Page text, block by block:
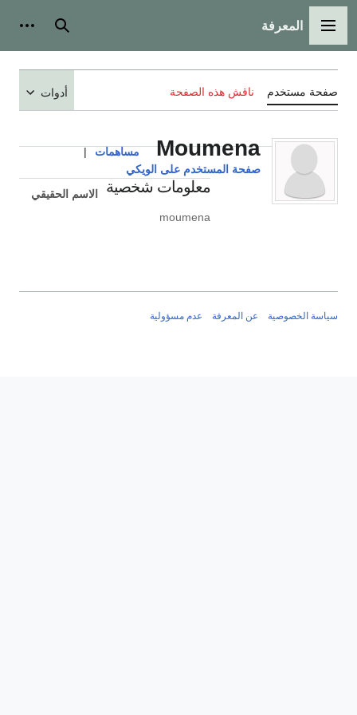
القائمة الرئيسية
المعرفة بحث
صفحة مستخدم ناقش هذه الصفحة أدوات
Moumena مساهمات
|
صفحة المستخدم على الويكي
معلومات شخصية
الاسم الحقيقي
moumena
سياسة الخصوصية عن المعرفة عدم مسؤولية